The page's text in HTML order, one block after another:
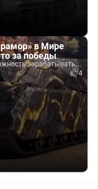
в Мире
за победы
зарабатывать...
4